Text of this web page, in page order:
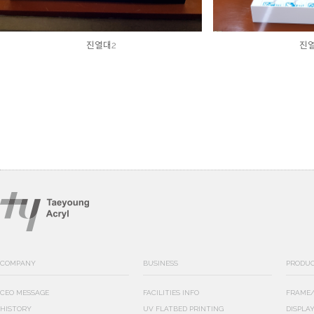
진열대2 진
COMPANY
CEO MESSAGE
HISTORY
BUSINESS
FACILITIES INFO
UV FLATBED PRINTING